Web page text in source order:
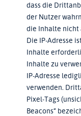
dass die
der Nutzer
die Inhalte nicht
Die IP-Adresse
Inhalte
Inhalte zu
IP-Adresse
verwenden.
Pixel-Tags
Beacons“